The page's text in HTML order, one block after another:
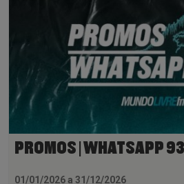
PROMOS | WHATSAPP
01/01/2026 a 31/12/2026